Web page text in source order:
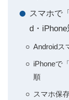
スマホで
d・
Androidス
iPhoneで
順
スマホ保